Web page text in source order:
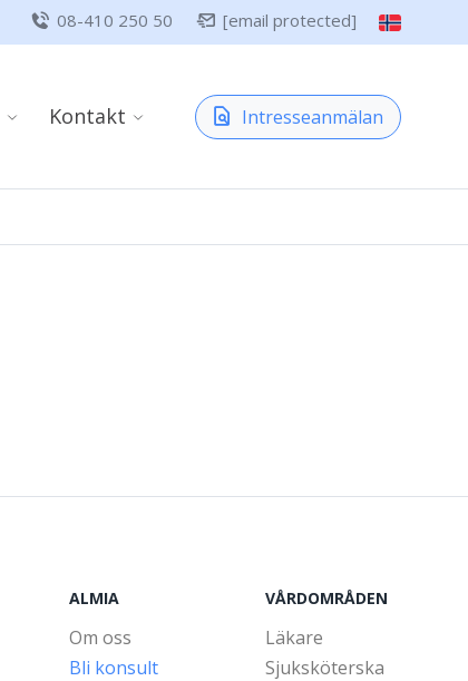
08-410 250 50 [email protected]
Kontakt Intresseanmälan
ALMIA
Om oss
Bli konsult
VÅRDOMRÅDEN
Läkare
Sjuksköterska